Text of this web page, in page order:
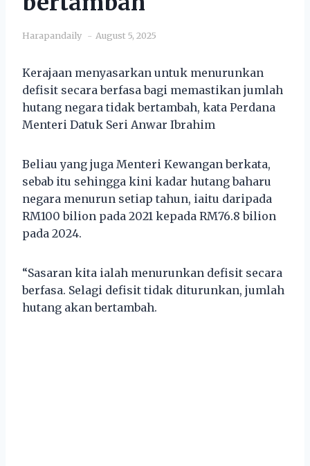
Harapandaily August 5, 2025
Kerajaan menyasarkan untuk menurunkan
defisit secara berfasa bagi memastikan jumlah
hutang negara tidak bertambah, kata Perdana
Menteri Datuk Seri Anwar Ibrahim
Beliau yang juga Menteri Kewangan berkata,
sebab itu sehingga kini kadar hutang baharu
negara menurun setiap tahun, iaitu daripada
RM100 bilion pada 2021 kepada RM76.8 bilion
pada 2024.
“Sasaran kita ialah menurunkan defisit secara
berfasa. Selagi defisit tidak diturunkan, jumlah
hutang akan bertambah.